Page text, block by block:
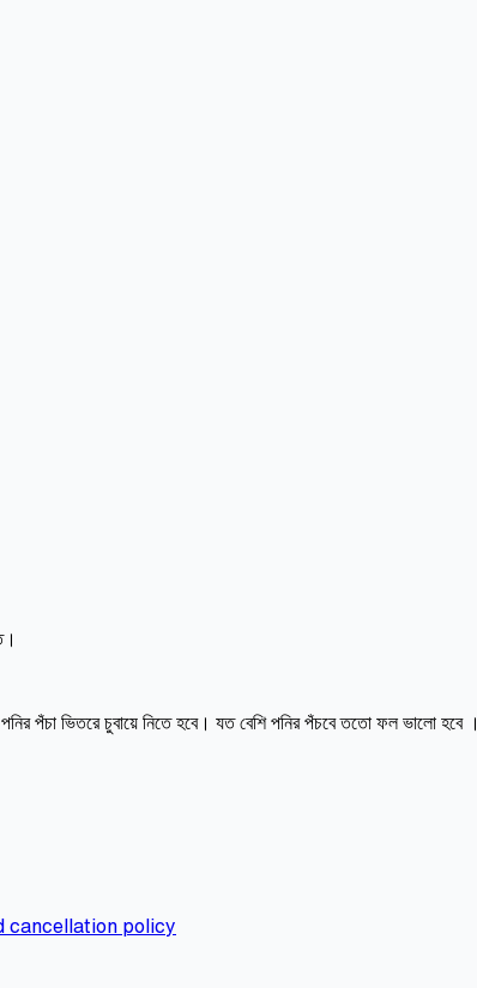
পঁচা ভিতরে চুবায়ে নিতে হবে। যত বেশি পনির পঁচবে ততো ফল ভালো হবে ।
cancellation policy